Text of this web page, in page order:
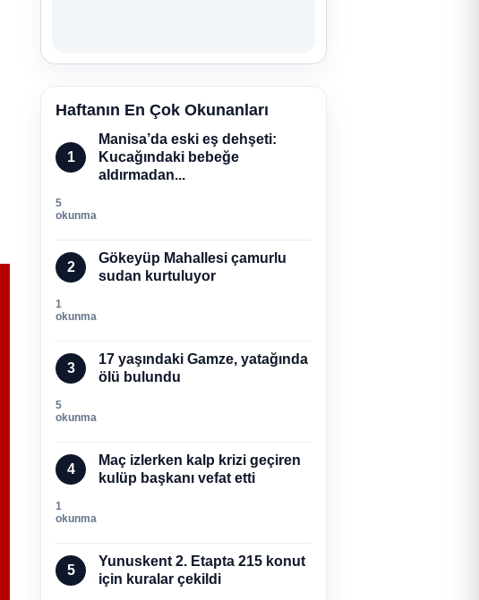
Haftanın En Çok Okunanları
1
Manisa’da eski eş dehşeti:
Kucağındaki bebeğe
aldırmadan...
5
okunma
2
Gökeyüp Mahallesi çamurlu
sudan kurtuluyor
1
okunma
3
17 yaşındaki Gamze, yatağında
ölü bulundu
5
okunma
4
Maç izlerken kalp krizi geçiren
kulüp başkanı vefat etti
1
okunma
5
Yunuskent 2. Etapta 215 konut
için kuralar çekildi